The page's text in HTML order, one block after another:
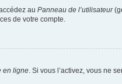
au Panneau de l’utilisateur
de votre compte.
en ligne. Si vous l’activez, vous ne